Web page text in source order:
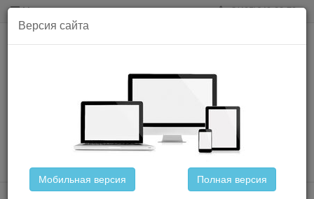
Меню 8(495)649-02-79
КОРЗИНА
Версия сайта
Мобильная версия Полная версия